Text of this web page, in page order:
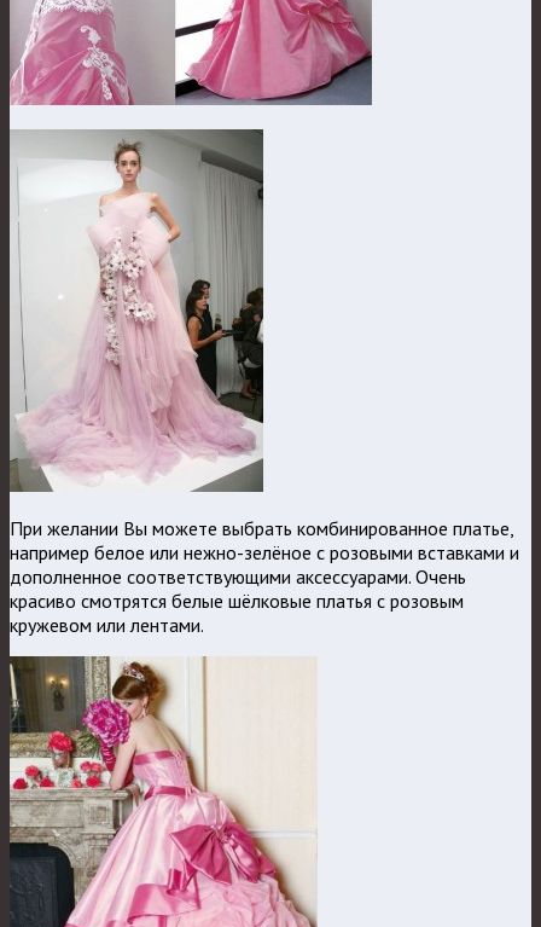
При желании Вы можете выбрать комбинированное платье,
например белое или нежно-зелёное с розовыми вставками и
дополненное соответствующими аксессуарами. Очень
красиво смотрятся белые шёлковые платья с розовым
кружевом или лентами.